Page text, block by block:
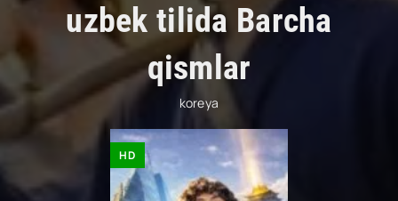
uzbek tilida Barcha
qismlar
koreya
HD